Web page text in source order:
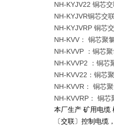
NH-KYJV22 铜芯
NH-KYJVR铜芯交
NH-KYJVRP 铜芯
NH-KVV： 铜芯聚
NH-KVVP ：铜芯
NH-KVVP2 ：铜芯
NH-KVV22：铜芯
NH-KVVR： 铜芯
NH-KVVRP： 铜
本厂生产 矿用电缆
〔交联〕控制电缆